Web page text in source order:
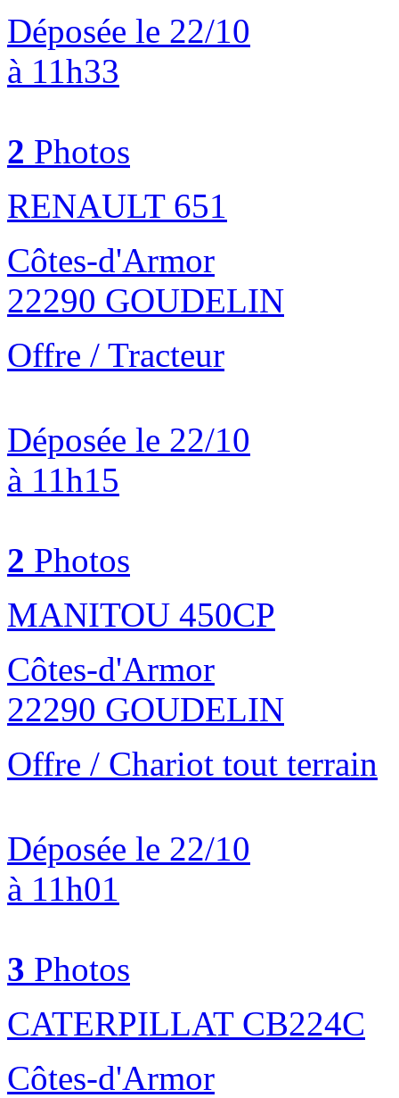
Déposée le 22/10
à 11h33
2 Photos
RENAULT 651
Côtes-d'Armor
22290 GOUDELIN
Offre / Tracteur
Déposée le 22/10
à 11h15
2 Photos
MANITOU 450CP
Côtes-d'Armor
22290 GOUDELIN
Offre / Chariot tout terrain
Déposée le 22/10
à 11h01
3 Photos
CATERPILLAT CB224C
Côtes-d'Armor